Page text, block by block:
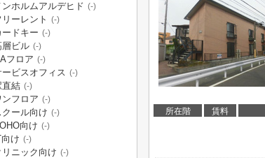
所在階 賃料
ンホルムアルデヒド (-)
リーレント (-)
ードキー (-)
層ビル (-)
フロア (-)
ービスオフィス (-)
直結 (-)
ンフロア (-)
クール向け (-)
向け (-)
向け (-)
リニック向け (-)